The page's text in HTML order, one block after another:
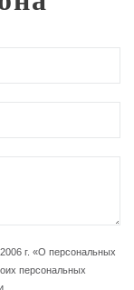
г. «О персональных
персональных